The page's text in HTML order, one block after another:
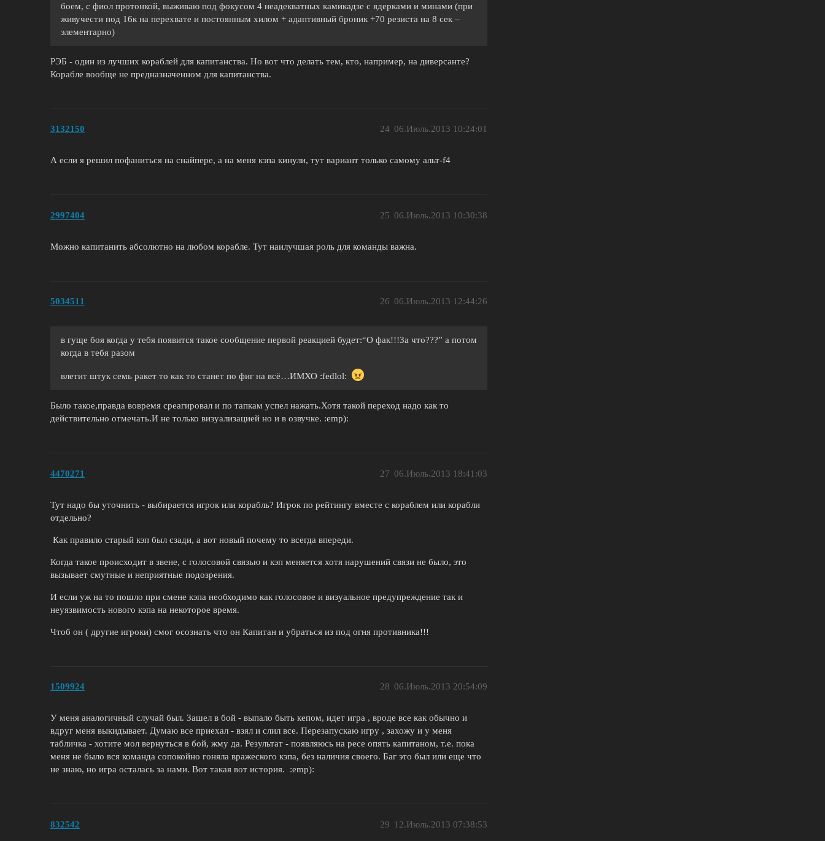
боем, с фиол протонкой, выживаю под фокусом 4 неадекватных камикадзе с ядерками и минами (при
живучести под 16к на перехвате и постоянным хилом + адаптивный броник +70 резиста на 8 сек –
элементарно)
РЭБ - один из лучших кораблей для капитанства. Но вот что делать тем, кто, например, на диверсанте?
Корабле вообще не предназначенном для капитанства.
3132150 06.Июль.2013 10:24:01
24
А если я решил пофаниться на снайпере, а на меня кэпа кинули, тут вариант только самому альт-f4
2997404 06.Июль.2013 10:30:38
25
Можно капитанить абсолютно на любом корабле. Тут наилучшая роль для команды важна.
5034511 06.Июль.2013 12:44:26
26
в гуще боя когда у тебя появится такое сообщение первой реакцией будет:“О фак!!!За что???” а потом
когда в тебя разом
влетит штук семь ракет то как то станет по фиг на всё…ИМХО :fedlol:
Было такое,правда вовремя среагировал и по тапкам успел нажать.Хотя такой переход надо как то
действительно отмечать.И не только визуализацией но и в озвучке. :emp):
4470271 06.Июль.2013 18:41:03
27
Тут надо бы уточнить - выбирается игрок или корабль? Игрок по рейтингу вместе с кораблем или корабли
отдельно?
Как правило старый кэп был сзади, а вот новый почему то всегда впереди.
Когда такое происходит в звене, с голосовой связью и кэп меняется хотя нарушений связи не было, это
вызывает смутные и неприятные подозрения.
И если уж на то пошло при смене кэпа необходимо как голосовое и визуальное предупреждение так и
неуязвимость нового кэпа на некоторое время.
Чтоб он ( другие игроки) смог осознать что он Капитан и убраться из под огня противника!!!
1509924 06.Июль.2013 20:54:09
28
У меня аналогичный случай был. Зашел в бой - выпало быть кепом, идет игра , вроде все как обычно и
вдруг меня выкидывает. Думаю все приехал - взял и слил все. Перезапускаю игру , захожу и у меня
табличка - хотите мол вернуться в бой, жму да. Результат - появляюсь на ресе опять капитаном, т.е. пока
меня не было вся команда сопокойно гоняла вражеского кэпа, без наличия своего. Баг это был или еще что
не знаю, но игра осталась за нами. Вот такая вот история. :emp):
832542 12.Июль.2013 07:38:53
29